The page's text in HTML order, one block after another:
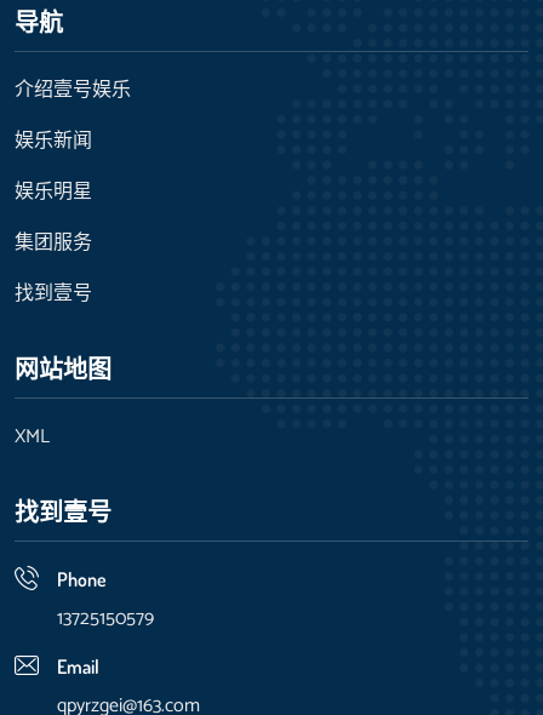
导航
介绍壹号娱乐
娱乐新闻
娱乐明星
集团服务
找到壹号
网站地图
XML
找到壹号
Phone
13725150579
Email
qpyrzgei@163.com